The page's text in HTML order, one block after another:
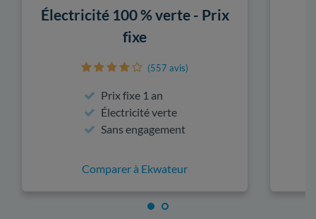
Électricité 100 % verte - Prix
fixe
(557 avis)
Prix fixe 1 an
Électricité verte
Sans engagement
Comparer à Ekwateur